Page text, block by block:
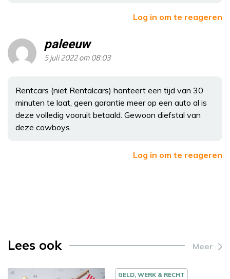
Log in om te reageren
paleeuw
5 juli 2022 om 08:03
Rentcars (niet Rentalcars) hanteert een tijd van 30
minuten te laat, geen garantie meer op een auto al is
deze volledig vooruit betaald. Gewoon diefstal van
deze cowboys.
Log in om te reageren
Lees ook Meer
GELD, WERK & RECHT